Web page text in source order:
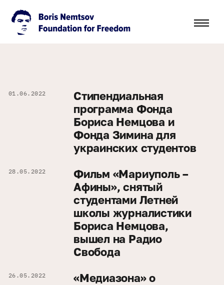
01.06.2022
Стипендиальная
программа Фонда
Бориса Немцова и
Фонда Зимина для
украинских студентов
28.05.2022
Фильм «Мариуполь –
Афины», снятый
студентами Летней
школы журналистики
Бориса Немцова,
вышел на Радио
Свобода
26.05.2022
«Медиазона» о